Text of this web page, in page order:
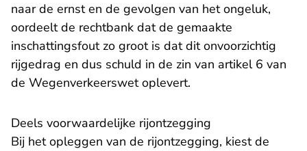
naar de ernst en de gevolgen van het ongeluk,
oordeelt de rechtbank dat de gemaakte
inschattingsfout zo groot is dat dit onvoorzichtig
rijgedrag en dus schuld in de zin van artikel 6 van
de Wegenverkeerswet oplevert.
Deels voorwaardelijke rijontzegging
Bij het opleggen van de rijontzegging, kiest de